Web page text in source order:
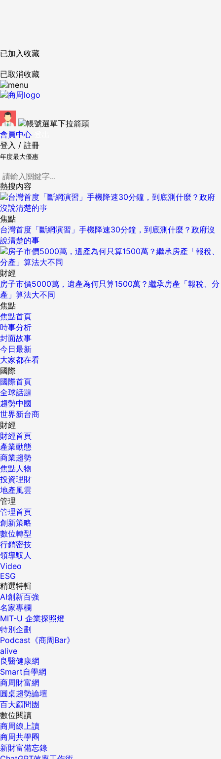
已加入收藏
已取消收藏
會員中心
登入 / 註冊
年度最大優惠
熱搜內容
焦點
台灣首度「斷網演習」手機降速30分鐘，到底測什麼？政府沒
說清楚的事
財經
房子市價5000萬，遺產為何只算1500萬？繼承房產「報稅、分
產」算法大不同
焦點
焦點首頁
時事分析
封面故事
今日最新
大家都在看
國際
國際首頁
全球話題
趨勢中國
世界新台商
財經
財經首頁
產業動態
商業趨勢
焦點人物
投資理財
地產風雲
管理
管理首頁
創新策略
數位轉型
行銷密技
領導馭人
Video
ESG
精選特輯
AI創新百強
名家專欄
MIT-U 企業探照燈
特別企劃
Podcast《商周Bar》
alive
良醫健康網
Smart自學網
商周財富網
圓桌趨勢論壇
百大顧問團
數位閱讀
商周線上讀
商周共學圈
新財富備忘錄